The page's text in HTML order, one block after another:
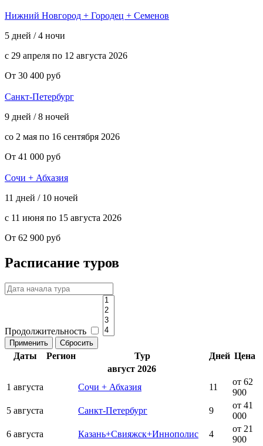
Нижний Новгород + Городец + Семенов
5 дней / 4 ночи
с 29 апреля по 12 августа 2026
От 30 400 руб
Санкт-Петербург
9 дней / 8 ночей
со 2 мая по 16 сентября 2026
От 41 000 руб
Сочи + Абхазия
11 дней / 10 ночей
с 11 июня по 15 августа 2026
От 62 900 руб
Расписание туров
Продолжительность
Даты Регион Тур Дней Цена
август 2026
1 августа
Сочи + Абхазия 11
от 62
900
5 августа
Санкт-Петербург 9
от 41
000
6 августа
Казань+Свияжск+Иннополис 4
от 21
900